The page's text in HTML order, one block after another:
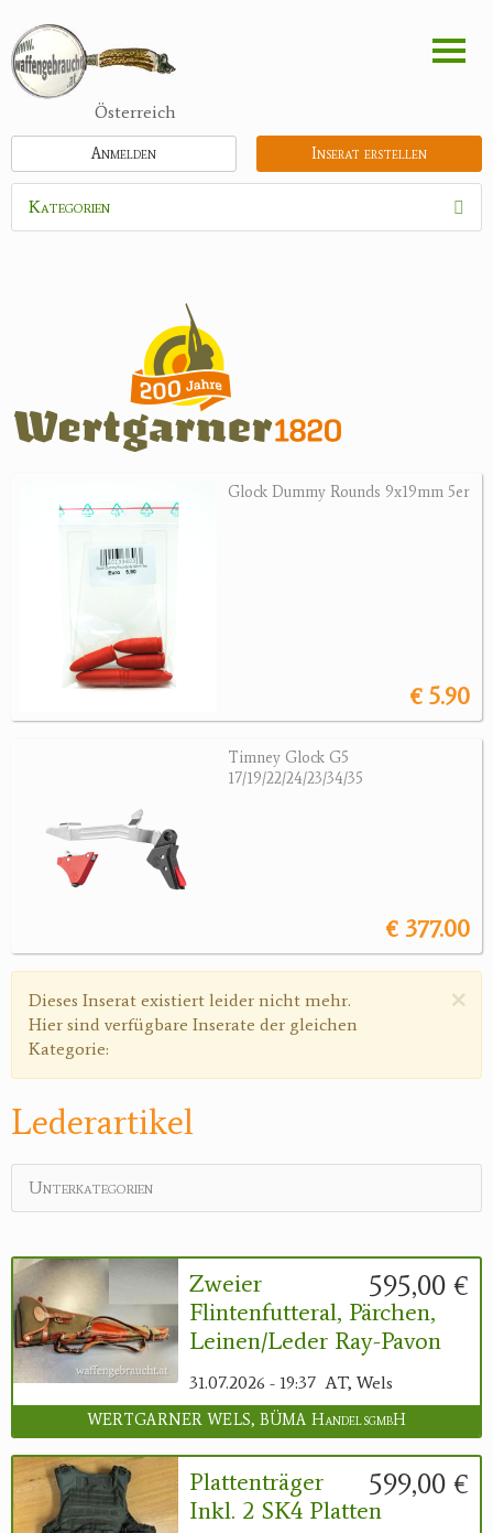
zum
Inhalt
Österreich
Inserat erstellen
Anmelden
Kategorien
Zubehör
Magazine
Montagen, Ersatzteile
Lederartikel
Sonstiges Zubehör
Jagdangebote
Antikes
Geschenke
Glock Dummy Rounds 9x19mm 5er
€ 5.90
Timney Glock G5
17/19/22/24/23/34/35
€ 377.00
×
Warnmeldung
Dieses Inserat existiert leider nicht mehr.
Hier sind verfügbare Inserate der gleichen
Kategorie:
Lederartikel
Unterkategorien
595,00 €
Zweier
Flintenfutteral, Pärchen,
Leinen/Leder Ray-Pavon
31.07.2026 - 19:37 AT, Wels
WERTGARNER WELS, BÜMA HandelsgmbH
599,00 €
Plattenträger
Inkl. 2 SK4 Platten